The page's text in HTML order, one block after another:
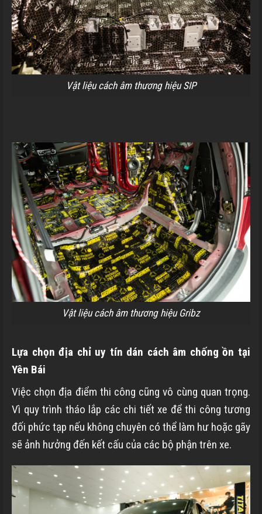
Vật liệu cách âm thương hiệu SIP
Vật liệu cách âm thương hiệu Gribz
Lựa chọn địa chỉ uy tín dán cách âm chống ồn tại
Yên Bái
Việc chọn địa điểm thi công cũng vô cùng quan trọng.
Vì quy trình tháo lắp các chi tiết xe để thi công tương
đối phức tạp nếu không chuyên có thể làm hư hoặc gãy
sẽ ảnh hưởng đến kết cấu của các bộ phận trên xe.